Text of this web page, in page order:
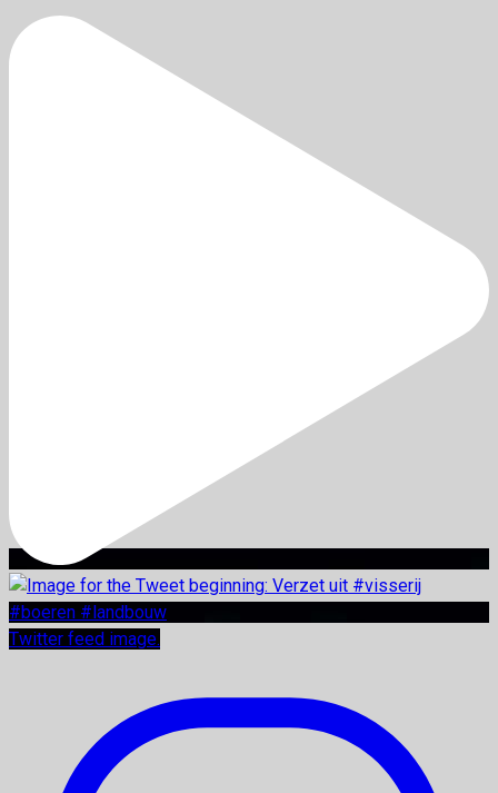
Twitter feed image.